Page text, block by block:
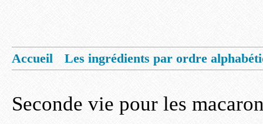
Accueil
Les ingrédients par ordre
Seconde vie pour les